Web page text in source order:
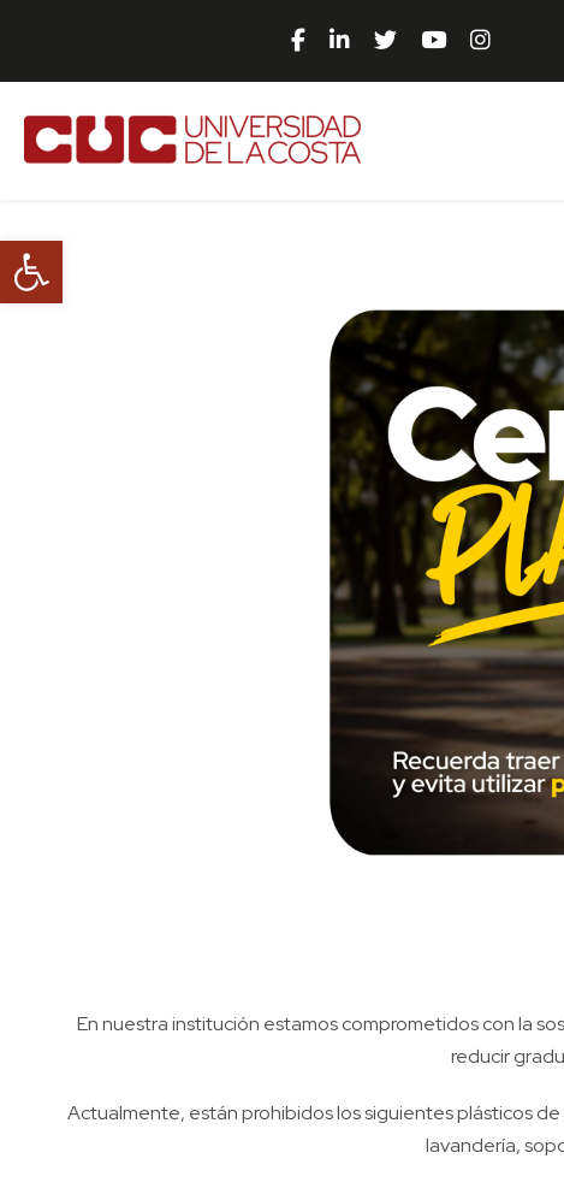
Abrir barra de herramientas
En nuestra institución estamos comprometidos con la
reducir
Actualmente, están prohibidos los siguientes plásticos
lavandería,